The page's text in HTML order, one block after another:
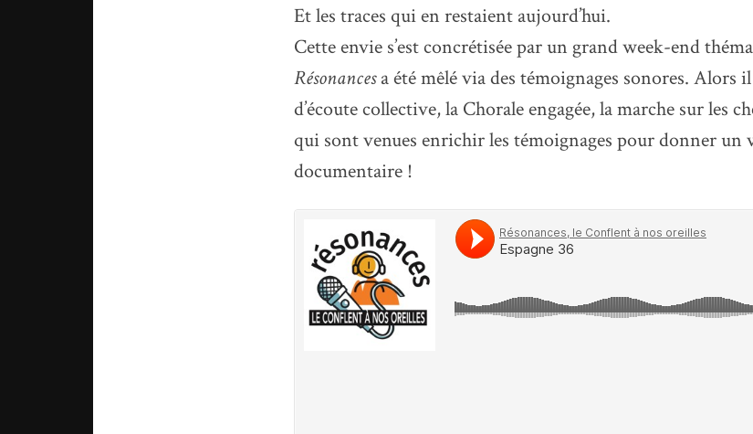
Et les traces qui en restaient aujourd’hui.
Cette envie s’est concrétisée par un grand week-end
Résonancesa été mêlé via des témoignages sonores. Alors il
d’écoute collective, la Chorale engagée, la marche sur les
qui sont venues enrichir les témoignages pour donner un
documentaire !